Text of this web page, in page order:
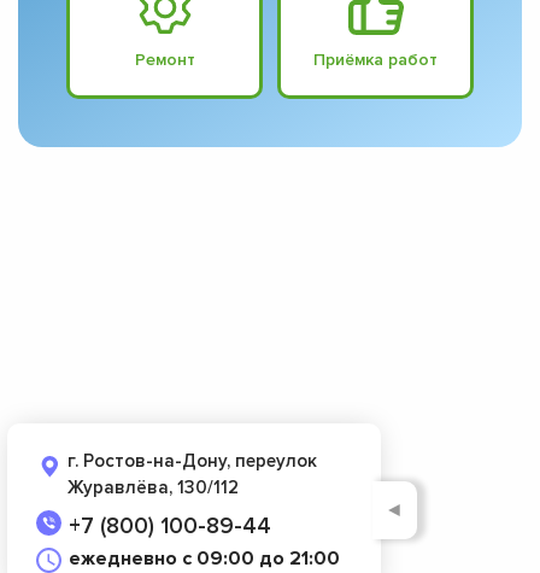
Ремонт Приёмка работ
г. Ростов-на-Дону, переулок
Журавлёва, 130/112
+7 (800) 100-89-44
ежедневно с 09:00 до 21:00
◄